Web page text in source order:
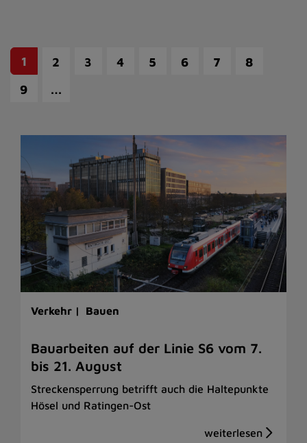
1 2 3 4 5 6 7
8
9
…
Verkehr | Bauen
Bauarbeiten auf der Linie S6 vom 7.
bis 21. August
Streckensperrung betrifft auch die Haltepunkte
Hösel und Ratingen-Ost